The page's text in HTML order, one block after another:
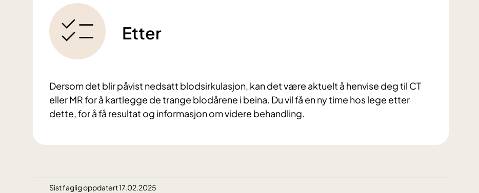
Etter
Dersom det blir påvist nedsatt blodsirkulasjon, kan det være aktuelt å henvise deg til CT
eller MR for å kartlegge de trange blodårene i beina. Du vil få en ny time hos lege etter
dette, for å få resultat og informasjon om videre behandling.
Sist faglig oppdatert 17.02.2025